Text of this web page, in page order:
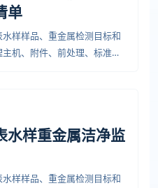
单
样样品、重金属检测目标和
机、附件、前处理、标准品
水样重金属洁净监
样样品、重金属检测目标和